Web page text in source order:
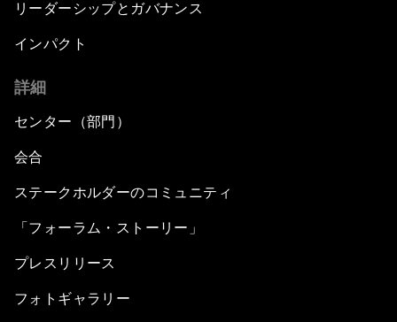
リーダーシップとガバナンス
インパクト
詳細
センター（部門）
会合
ステークホルダーのコミュニティ
「フォーラム・ストーリー」
プレスリリース
フォトギャラリー